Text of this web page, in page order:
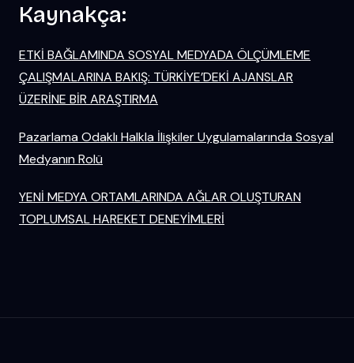
Kaynakça:
ETKİ BAĞLAMINDA SOSYAL MEDYADA ÖLÇÜMLEME
ÇALIŞMALARINA BAKIŞ: TÜRKİYE’DEKİ AJANSLAR
ÜZERİNE BİR ARAŞTIRMA
Pazarlama Odaklı Halkla İlişkiler Uygulamalarında Sosyal
Medyanın Rolü
YENİ MEDYA ORTAMLARINDA AĞLAR OLUŞTURAN
TOPLUMSAL HAREKET DENEYİMLERİ